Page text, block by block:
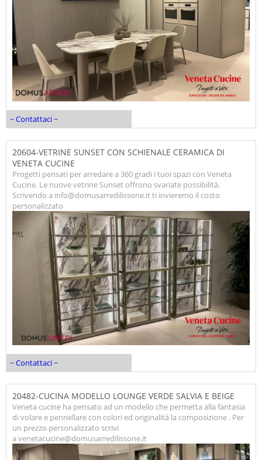
~ Contattaci ~
20604-VETRINE SUNSET CON SCHIENALE CERAMICA DI
VENETA CUCINE
Progetti pensati per arredare a 360 gradi i tuoi spazi con Veneta
Cucine. Le nuove vetrine Sunset offrono svariate possibilità.
Scrivendo a info@domusarredilissone.it ti invieremo il costo
personalizzato
~ Contattaci ~
20482-CUCINA MODELLO LOUNGE VERDE SALVIA E BEIGE
Veneta cucine ha pensato ad un modello che permetta alla fantasia
di volare e pennellare con colori ed originalità la composizione . Per
un prezzo personalizzato scrivi
a venetacucine@domusarredilissone.it